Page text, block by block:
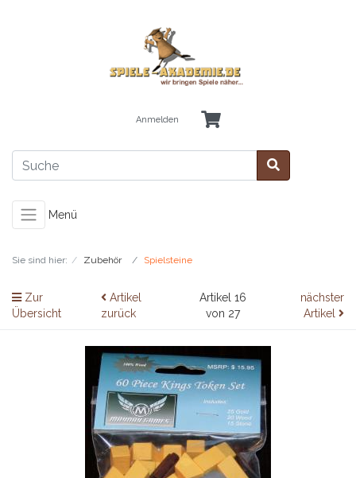
Anmelden
Menü
Sie sind hier: Zubehör Spielsteine
Zur
Übersicht
Artikel
zurück
Artikel 16
von 27
nächster
Artikel